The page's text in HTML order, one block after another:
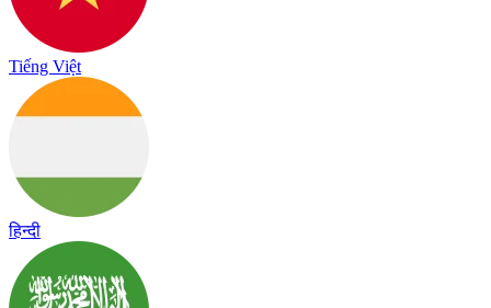
Tiếng Việt
हिन्दी